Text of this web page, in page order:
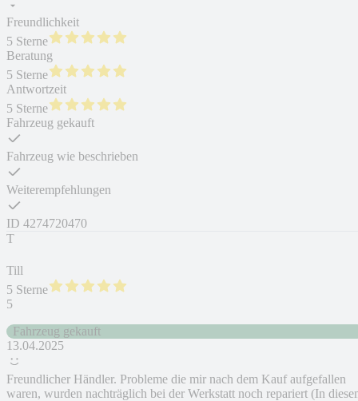
Freundlichkeit
5 Sterne
Beratung
5 Sterne
Antwortzeit
5 Sterne
Fahrzeug gekauft
Fahrzeug wie beschrieben
Weiterempfehlungen
ID 4274720470
T
Till
5 Sterne
5
Fahrzeug gekauft
13.04.2025
Freundlicher Händler. Probleme die mir nach dem Kauf aufgefallen
waren, wurden nachträglich bei der Werkstatt noch repariert (In